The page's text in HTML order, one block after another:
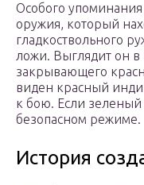
Особого
оружия, который
гладкоствольного
ложи. Выглядит он
закрывающего
виден красный
к бою. Если
безопасном режиме.
История